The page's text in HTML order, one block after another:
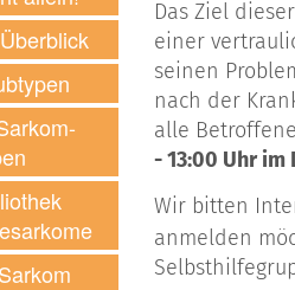
Das Ziel
einer
seinen
nach der
alle
- 13:00 Uhr
Wir bitten
anmelden